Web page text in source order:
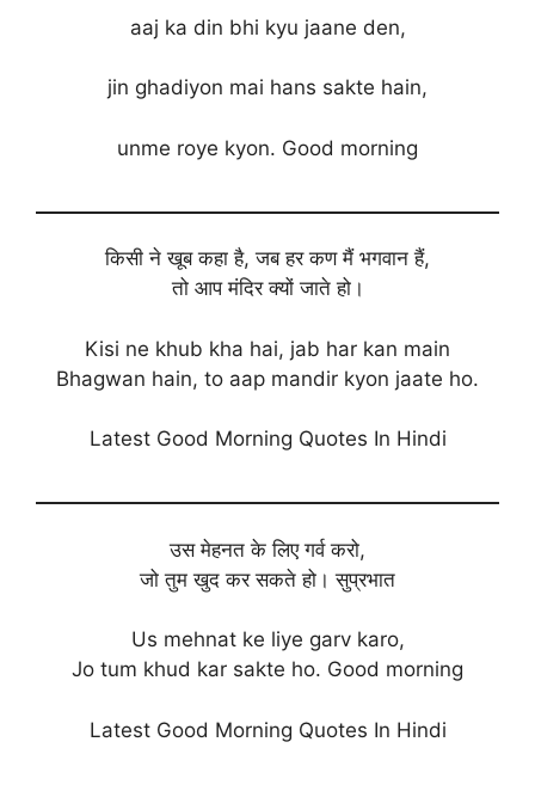
aaj ka din bhi kyu jaane den,
jin ghadiyon mai hans sakte hain,
unme roye kyon. Good morning
किसी ने खूब कहा है, जब हर कण मैं भगवान हैं,
तो आप मंदिर क्यों जाते हो।
Kisi ne khub kha hai, jab har kan main
Bhagwan hain, to aap mandir kyon jaate ho.
Latest Good Morning Quotes In Hindi
उस मेहनत के लिए गर्व करो,
जो तुम खुद कर सकते हो। सुप्रभात
Us mehnat ke liye garv karo,
Jo tum khud kar sakte ho. Good morning
Latest Good Morning Quotes In Hindi